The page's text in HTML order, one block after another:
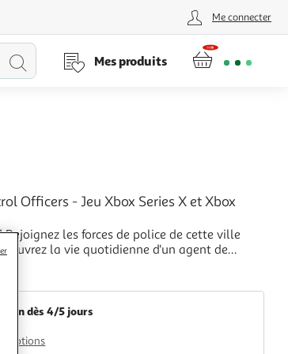
Me connecter
Lancer
Mes produits
Officers - Jeu Xbox Series X et Xbox
les forces de police de cette ville
la vie quotidienne d'un agent de
partie intégrante d
dès 4/5 jours
d'options